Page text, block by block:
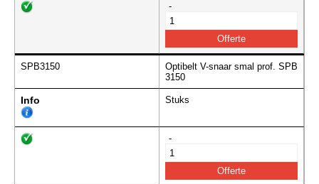
-
SPB3150
Optibelt V-snaar smal prof. SPB
3150
Info Stuks
-